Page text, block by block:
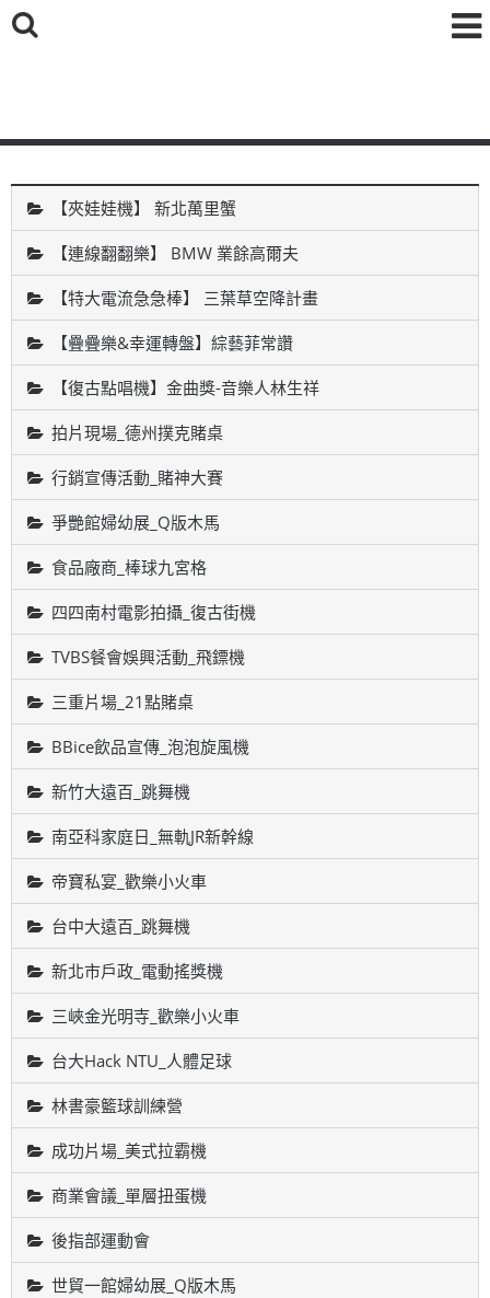
【夾娃娃機】 新北萬里蟹
【連線翻翻樂】 BMW 業餘高爾夫
【特大電流急急棒】 三葉草空降計畫
【疊疊樂&幸運轉盤】綜藝菲常讚
【復古點唱機】金曲獎-音樂人林生祥
拍片現場_德州撲克賭桌
行銷宣傳活動_賭神大賽
爭艷館婦幼展_Q版木馬
食品廠商_棒球九宮格
四四南村電影拍攝_復古街機
TVBS餐會娛興活動_飛鏢機
三重片場_21點賭桌
BBice飲品宣傳_泡泡旋風機
新竹大遠百_跳舞機
南亞科家庭日_無軌JR新幹線
帝寶私宴_歡樂小火車
台中大遠百_跳舞機
新北市戶政_電動搖獎機
三峽金光明寺_歡樂小火車
台大Hack NTU_人體足球
林書豪籃球訓練營
成功片場_美式拉霸機
商業會議_單層扭蛋機
後指部運動會
世貿一館婦幼展_Q版木馬